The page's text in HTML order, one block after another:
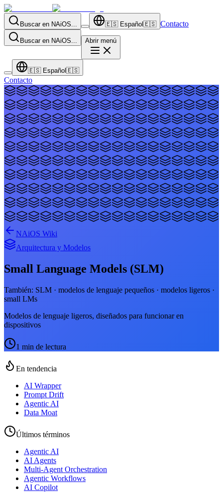
Buscar en NAiOS... 🇪🇸 Español 🇪🇸 Contacto
Buscar en NAiOS... Abrir menú
🇪🇸 Español 🇪🇸
Contacto
NAiOS Wiki
Arquitectura y Modelos
Small Language Models (SLM)
También: SLM · modelos de lenguaje pequeños · modelos ligeros ·
small LMs
Modelos de lenguaje ligeros, diseñados para funcionar en
dispositivos
1 min de lectura
En tendencia
AI Wrapper
Prompt Drift
Agentic AI
Data Moat
Últimos términos
Agentic AI
AI Agents
Multi-Agent Orchestration
Agentic Workflows
AI Copilot